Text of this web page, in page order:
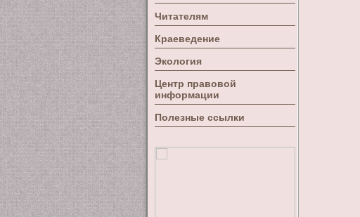
Читателям
Краеведение
Экология
Центр правовой
информации
Полезные ссылки